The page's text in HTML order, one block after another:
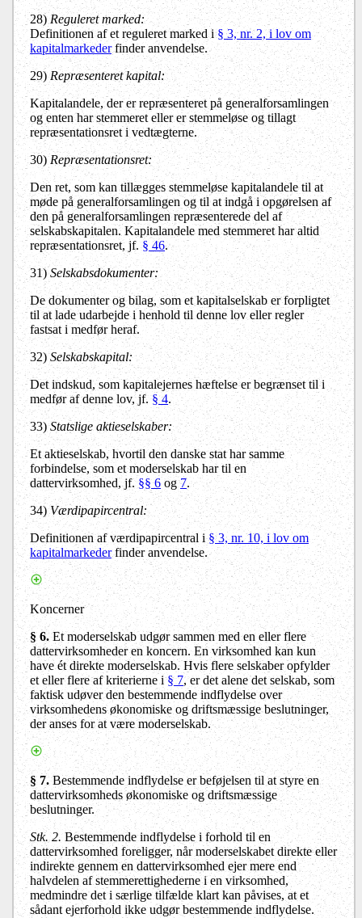
28) Reguleret marked:
Definitionen af et reguleret marked i§ 3, nr. 2, i lov om
kapitalmarkederfinder anvendelse.
29)Repræsenteret kapital:
Kapitalandele, der er repræsenteret på generalforsamlingen
og enten har stemmeret eller er stemmeløse og tillagt
repræsentationsret i vedtægterne.
30)Repræsentationsret:
Den ret, som kan tillægges stemmeløse kapitalandele til at
møde på generalforsamlingen og til at indgå i opgørelsen af
den på generalforsamlingen repræsenterede del af
selskabskapitalen. Kapitalandele med stemmeret har altid
repræsentationsret, jf.§ 46.
31)Selskabsdokumenter:
De dokumenter og bilag, som et kapitalselskab er forpligtet
til at lade udarbejde i henhold til denne lov eller regler
fastsat i medfør heraf.
32)Selskabskapital:
Det indskud, som kapitalejernes hæftelse er begrænset til i
medfør af denne lov, jf. § 4.
33)Statslige aktieselskaber:
Et aktieselskab, hvortil den danske stat har samme
forbindelse, som et moderselskab har tilen
dattervirksomhed, jf. §§ 6 og7.
34)Værdipapircentral:
Definitionen af værdipapircentral i§ 3, nr. 10, i lov om
kapitalmarkederfinder anvendelse.
Koncerner
§ 6. Et moderselskab udgør sammen med en eller flere
dattervirksomheder en koncern. En virksomhed kan kun
have ét direkte moderselskab. Hvis flere selskaber opfylder
et eller flere af kriterierne i§ 7, er det alene det selskab, som
faktisk udøver den bestemmende indflydelse over
virksomhedens økonomiske og driftsmæssige beslutninger,
der anses for at være moderselskab.
§ 7. Bestemmende indflydelse er beføjelsen til at styre en
dattervirksomheds økonomiske og driftsmæssige
beslutninger.
Stk. 2. Bestemmende indflydelse i forhold til en
dattervirksomhed foreligger, når moderselskabet direkte eller
indirekte gennem en dattervirksomhed ejer mere end
halvdelen af stemmerettighederne i en virksomhed,
medmindre det i særlige tilfælde klart kan påvises, at et
sådant ejerforhold ikke udgør bestemmende indflydelse.